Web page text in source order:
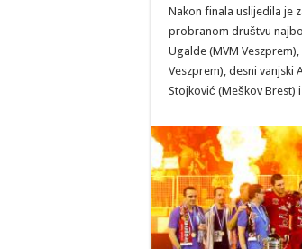
Nakon finala uslijedila je
probranom društvu
Ugalde (MVM
Veszprem), desni vanjski
Stojković (Meškov Brest)